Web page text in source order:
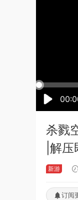
杀戮
|解
新游
订阅